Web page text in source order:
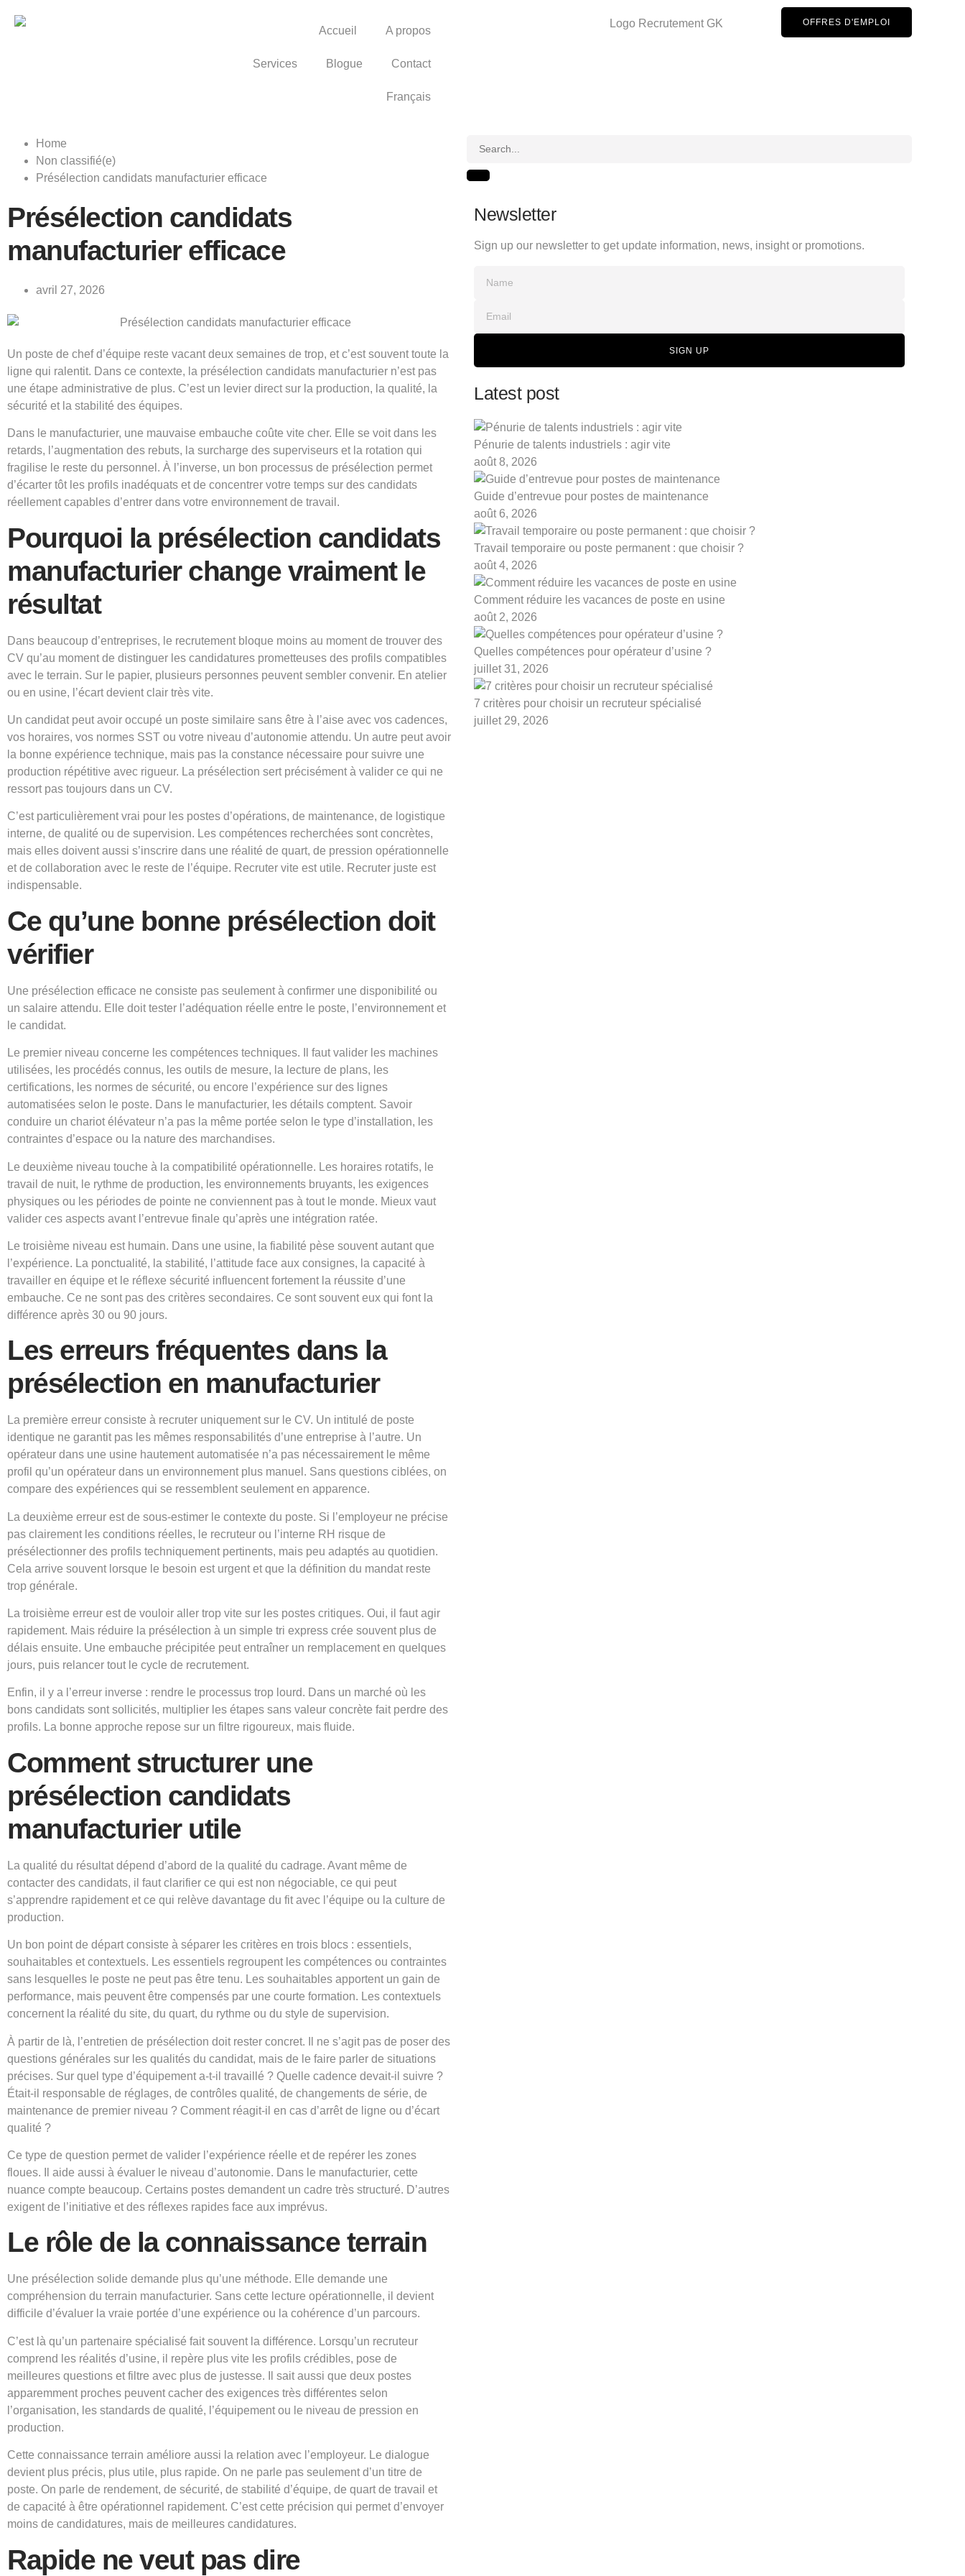
Accueil A propos
Services Blogue Contact
Français
OFFRES D'EMPLOI
Home
Non classifié(e)
Présélection candidats manufacturier efficace
Présélection candidats
manufacturier efficace
avril 27, 2026
Un poste de chef d’équipe reste vacant deux semaines de trop, et c’est souvent toute la
ligne qui ralentit. Dans ce contexte, la présélection candidats manufacturier n’est pas
une étape administrative de plus. C’est un levier direct sur la production, la qualité, la
sécurité et la stabilité des équipes.
Dans le manufacturier, une mauvaise embauche coûte vite cher. Elle se voit dans les
retards, l’augmentation des rebuts, la surcharge des superviseurs et la rotation qui
fragilise le reste du personnel. À l’inverse, un bon processus de présélection permet
d’écarter tôt les profils inadéquats et de concentrer votre temps sur des candidats
réellement capables d’entrer dans votre environnement de travail.
Pourquoi la présélection candidats
manufacturier change vraiment le
résultat
Dans beaucoup d’entreprises, le recrutement bloque moins au moment de trouver des
CV qu’au moment de distinguer les candidatures prometteuses des profils compatibles
avec le terrain. Sur le papier, plusieurs personnes peuvent sembler convenir. En atelier
ou en usine, l’écart devient clair très vite.
Un candidat peut avoir occupé un poste similaire sans être à l’aise avec vos cadences,
vos horaires, vos normes SST ou votre niveau d’autonomie attendu. Un autre peut avoir
la bonne expérience technique, mais pas la constance nécessaire pour suivre une
production répétitive avec rigueur. La présélection sert précisément à valider ce qui ne
ressort pas toujours dans un CV.
C’est particulièrement vrai pour les postes d’opérations, de maintenance, de logistique
interne, de qualité ou de supervision. Les compétences recherchées sont concrètes,
mais elles doivent aussi s’inscrire dans une réalité de quart, de pression opérationnelle
et de collaboration avec le reste de l’équipe. Recruter vite est utile. Recruter juste est
indispensable.
Ce qu’une bonne présélection doit
vérifier
Une présélection efficace ne consiste pas seulement à confirmer une disponibilité ou
un salaire attendu. Elle doit tester l’adéquation réelle entre le poste, l’environnement et
le candidat.
Le premier niveau concerne les compétences techniques. Il faut valider les machines
utilisées, les procédés connus, les outils de mesure, la lecture de plans, les
certifications, les normes de sécurité, ou encore l’expérience sur des lignes
automatisées selon le poste. Dans le manufacturier, les détails comptent. Savoir
conduire un chariot élévateur n’a pas la même portée selon le type d’installation, les
contraintes d’espace ou la nature des marchandises.
Le deuxième niveau touche à la compatibilité opérationnelle. Les horaires rotatifs, le
travail de nuit, le rythme de production, les environnements bruyants, les exigences
physiques ou les périodes de pointe ne conviennent pas à tout le monde. Mieux vaut
valider ces aspects avant l’entrevue finale qu’après une intégration ratée.
Le troisième niveau est humain. Dans une usine, la fiabilité pèse souvent autant que
l’expérience. La ponctualité, la stabilité, l’attitude face aux consignes, la capacité à
travailler en équipe et le réflexe sécurité influencent fortement la réussite d’une
embauche. Ce ne sont pas des critères secondaires. Ce sont souvent eux qui font la
différence après 30 ou 90 jours.
Les erreurs fréquentes dans la
présélection en manufacturier
La première erreur consiste à recruter uniquement sur le CV. Un intitulé de poste
identique ne garantit pas les mêmes responsabilités d’une entreprise à l’autre. Un
opérateur dans une usine hautement automatisée n’a pas nécessairement le même
profil qu’un opérateur dans un environnement plus manuel. Sans questions ciblées, on
compare des expériences qui se ressemblent seulement en apparence.
La deuxième erreur est de sous-estimer le contexte du poste. Si l’employeur ne précise
pas clairement les conditions réelles, le recruteur ou l’interne RH risque de
présélectionner des profils techniquement pertinents, mais peu adaptés au quotidien.
Cela arrive souvent lorsque le besoin est urgent et que la définition du mandat reste
trop générale.
La troisième erreur est de vouloir aller trop vite sur les postes critiques. Oui, il faut agir
rapidement. Mais réduire la présélection à un simple tri express crée souvent plus de
délais ensuite. Une embauche précipitée peut entraîner un remplacement en quelques
jours, puis relancer tout le cycle de recrutement.
Enfin, il y a l’erreur inverse : rendre le processus trop lourd. Dans un marché où les
bons candidats sont sollicités, multiplier les étapes sans valeur concrète fait perdre des
profils. La bonne approche repose sur un filtre rigoureux, mais fluide.
Comment structurer une
présélection candidats
manufacturier utile
La qualité du résultat dépend d’abord de la qualité du cadrage. Avant même de
contacter des candidats, il faut clarifier ce qui est non négociable, ce qui peut
s’apprendre rapidement et ce qui relève davantage du fit avec l’équipe ou la culture de
production.
Un bon point de départ consiste à séparer les critères en trois blocs : essentiels,
souhaitables et contextuels. Les essentiels regroupent les compétences ou contraintes
sans lesquelles le poste ne peut pas être tenu. Les souhaitables apportent un gain de
performance, mais peuvent être compensés par une courte formation. Les contextuels
concernent la réalité du site, du quart, du rythme ou du style de supervision.
À partir de là, l’entretien de présélection doit rester concret. Il ne s’agit pas de poser des
questions générales sur les qualités du candidat, mais de le faire parler de situations
précises. Sur quel type d’équipement a-t-il travaillé ? Quelle cadence devait-il suivre ?
Était-il responsable de réglages, de contrôles qualité, de changements de série, de
maintenance de premier niveau ? Comment réagit-il en cas d’arrêt de ligne ou d’écart
qualité ?
Ce type de question permet de valider l’expérience réelle et de repérer les zones
floues. Il aide aussi à évaluer le niveau d’autonomie. Dans le manufacturier, cette
nuance compte beaucoup. Certains postes demandent un cadre très structuré. D’autres
exigent de l’initiative et des réflexes rapides face aux imprévus.
Le rôle de la connaissance terrain
Une présélection solide demande plus qu’une méthode. Elle demande une
compréhension du terrain manufacturier. Sans cette lecture opérationnelle, il devient
difficile d’évaluer la vraie portée d’une expérience ou la cohérence d’un parcours.
C’est là qu’un partenaire spécialisé fait souvent la différence. Lorsqu’un recruteur
comprend les réalités d’usine, il repère plus vite les profils crédibles, pose de
meilleures questions et filtre avec plus de justesse. Il sait aussi que deux postes
apparemment proches peuvent cacher des exigences très différentes selon
l’organisation, les standards de qualité, l’équipement ou le niveau de pression en
production.
Cette connaissance terrain améliore aussi la relation avec l’employeur. Le dialogue
devient plus précis, plus utile, plus rapide. On ne parle pas seulement d’un titre de
poste. On parle de rendement, de sécurité, de stabilité d’équipe, de quart de travail et
de capacité à être opérationnel rapidement. C’est cette précision qui permet d’envoyer
moins de candidatures, mais de meilleures candidatures.
Rapide ne veut pas dire
Newsletter
Sign up our newsletter to get update information, news, insight or promotions.
SIGN UP
Latest post
Pénurie de talents industriels : agir vite
août 8, 2026
Guide d’entrevue pour postes de maintenance
août 6, 2026
Travail temporaire ou poste permanent : que choisir ?
août 4, 2026
Comment réduire les vacances de poste en usine
août 2, 2026
Quelles compétences pour opérateur d’usine ?
juillet 31, 2026
7 critères pour choisir un recruteur spécialisé
juillet 29, 2026